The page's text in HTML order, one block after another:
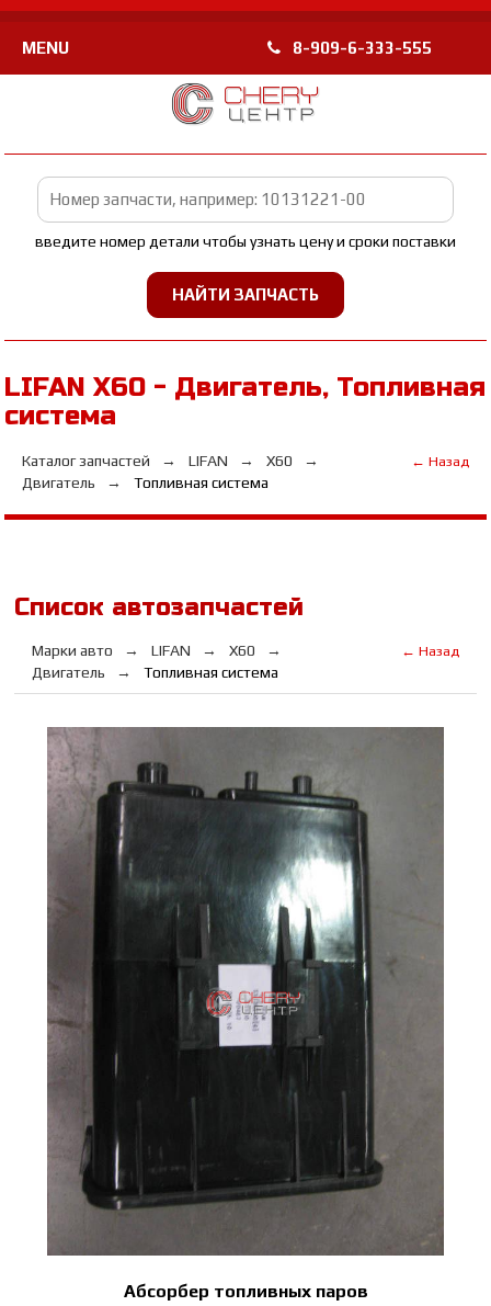
MENU 8-909-6-333-555
введите номер детали чтобы узнать цену и сроки поставки
LIFAN Х60 - Двигатель, Топливная
система
Каталог запчастей LIFAN
Х60
Двигатель
Топливная система
← Назад
Список автозапчастей
Марки авто LIFAN
Х60
Двигатель
Топливная система
← Назад
Абсорбер топливных паров